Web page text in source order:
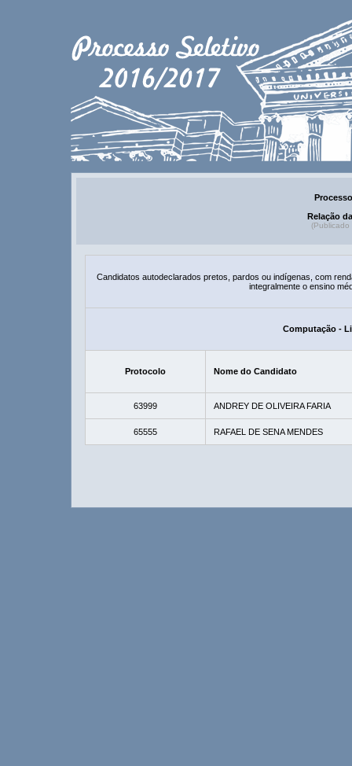
Relação
(Publicado
Candidatos autodeclarados pretos, pardos ou indígenas, com
integralmente o ensino
Computação -
Protocolo Nome do Candidato
63999 ANDREY DE OLIVEIRA FARIA
65555 RAFAEL DE SENA MENDES